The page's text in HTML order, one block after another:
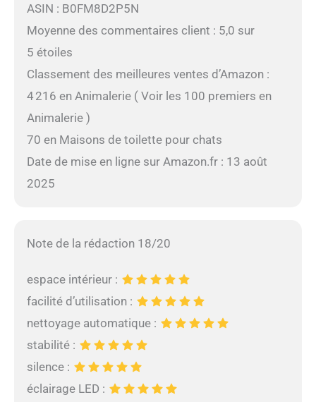
ASIN : B0FM8D2P5N
Moyenne des commentaires client : 5,0 sur
5 étoiles
Classement des meilleures ventes d’Amazon :
4 216 en Animalerie ( Voir les 100 premiers en
Animalerie )
70 en Maisons de toilette pour chats
Date de mise en ligne sur Amazon.fr : 13 août
2025
Note de la rédaction 18/20
espace intérieur :
facilité d’utilisation :
nettoyage automatique :
stabilité :
silence :
éclairage LED :